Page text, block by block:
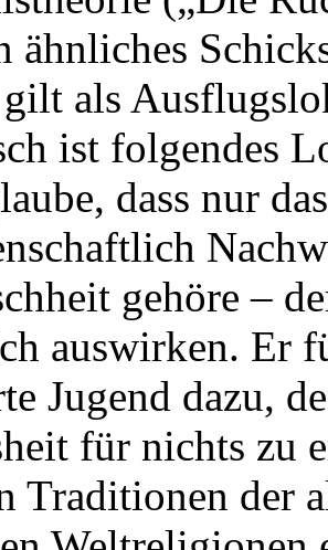
ähnliches
als
ist folgendes
dass nur
gehöre –
auswirken. Er
Jugend dazu,
für nichts zu
Traditionen der